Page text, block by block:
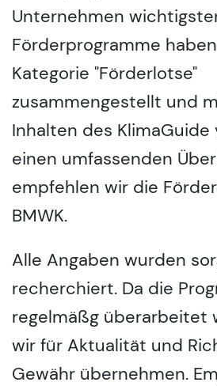
Unternehmen
Förderprogramme
Kategorie "Förderlotse"
zusammengestellt und
Inhalten des KlimaGuide
einen umfassenden
empfehlen wir die
BMWK.
Alle Angaben wurden
recherchiert. Da die
regelmäßg überarbeitet
wir für Aktualität und
Gewähr übernehmen.